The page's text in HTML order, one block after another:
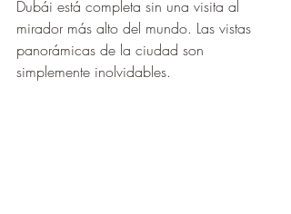
Dubái está completa sin una visita al
mirador más alto del mundo. Las vistas
panorámicas de la ciudad son
simplemente inolvidables.